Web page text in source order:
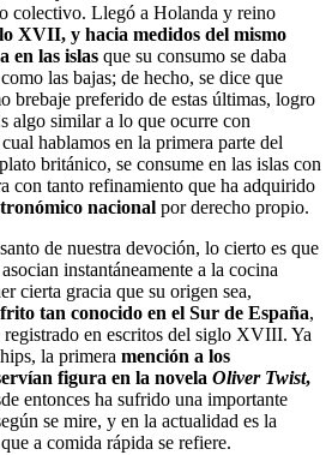
colectivo. Llegó a Holanda y reino
XVII, y hacia medidos del mismo
en las islas que su consumo se daba
las bajas; de hecho, se dice que
brebaje preferido de estas últimas, logro
algo similar a lo que ocurre con
hablamos en la primera parte del
británico, se consume en las islas con
con tanto refinamiento que ha adquirido
nacional por derecho propio.
de nuestra devoción, lo cierto es que
instantáneamente a la cocina
cierta gracia que su origen sea,
tan conocido en el Sur de España,
registrado en escritos del siglo XVIII. Ya
la primera mención a los
figura en la novela Oliver Twist,
entonces ha sufrido una importante
se mire, y en la actualidad es la
a comida rápida se refiere.